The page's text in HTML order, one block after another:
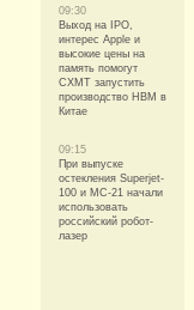
09:30
Выход на IPO,
интерес Apple и
высокие цены на
память помогут
CXMT запустить
производство HBM в
Китае
09:15
При выпуске
остекления Superjet-
100 и МС-21 начали
использовать
российский робот-
лазер